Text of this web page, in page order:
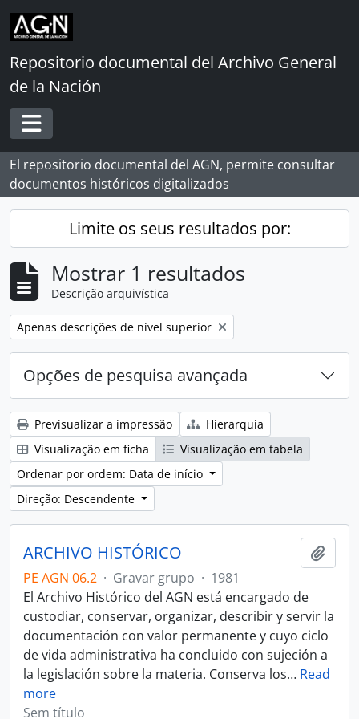
Skip to main content
Repositorio documental del Archivo General
de la Nación
Toggle navigation
El repositorio documental del AGN, permite consultar
documentos históricos digitalizados
Limite os seus resultados por:
Mostrar 1 resultados
Descrição arquivística
Remover filtro:
Apenas descrições de nível superior
Opções de pesquisa avançada
Previsualizar a impressão
Hierarquia
Visualização em ficha
Visualização em tabela
Ordenar por ordem: Data de início
Direção: Descendente
ARCHIVO HISTÓRICO
PE AGN 06.2 · Gravar grupo · 1981
El Archivo Histórico del AGN está encargado de
custodiar, conservar, organizar, describir y servir la
documentación con valor permanente y cuyo ciclo
de vida administrativa ha concluido con sujeción a
la legislación sobre la materia. Conserva los… Read
more
Sem título